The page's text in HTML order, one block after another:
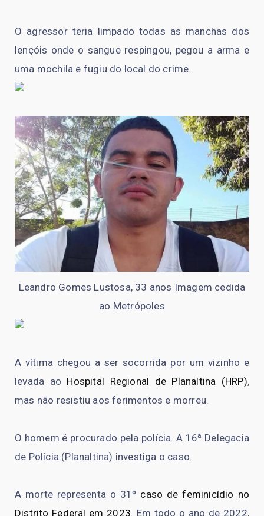
O agressor teria limpado todas as manchas dos
lençóis onde o sangue respingou, pegou a arma e
uma mochila e fugiu do local do crime.
Leandro Gomes Lustosa, 33 anos Imagem cedida
ao Metrópoles
A vítima chegou a ser socorrida por um vizinho e
levada ao Hospital Regional de Planaltina (HRP),
mas não resistiu aos ferimentos e morreu.
O homem é procurado pela polícia. A 16ª Delegacia
de Polícia (Planaltina) investiga o caso.
A morte representa o 31º caso de feminicídio no
Distrito Federal em 2023. Em todo o ano de 2022,